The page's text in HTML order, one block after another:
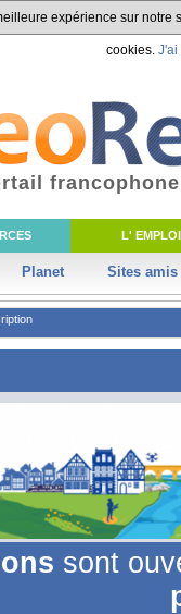
expérience sur
cookies. J'ai
L' EMPLOI
Planet Sites amis
sont